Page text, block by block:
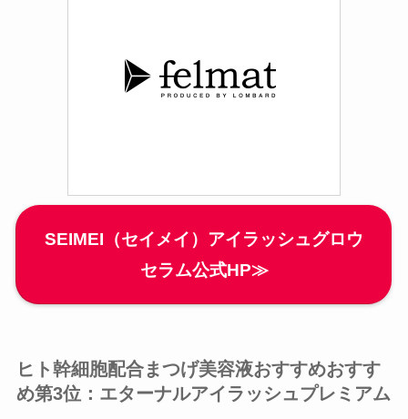
SEIMEI（セイメイ）アイラッシュグロウ
セラム公式HP≫
ヒト幹細胞配合まつげ美容液おすすめおすす
め第3位：エターナルアイラッシュプレミアム